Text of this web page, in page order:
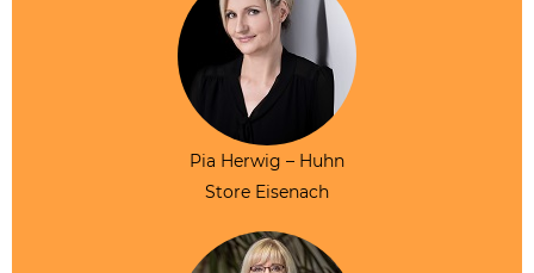
Pia Herwig – Huhn
Store Eisenach